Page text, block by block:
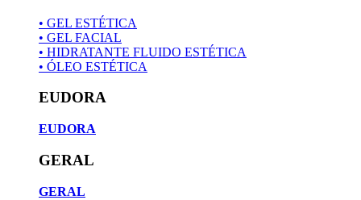
• GEL ESTÉTICA
• GEL FACIAL
• HIDRATANTE FLUIDO ESTÉTICA
• ÓLEO ESTÉTICA
EUDORA
EUDORA
GERAL
GERAL